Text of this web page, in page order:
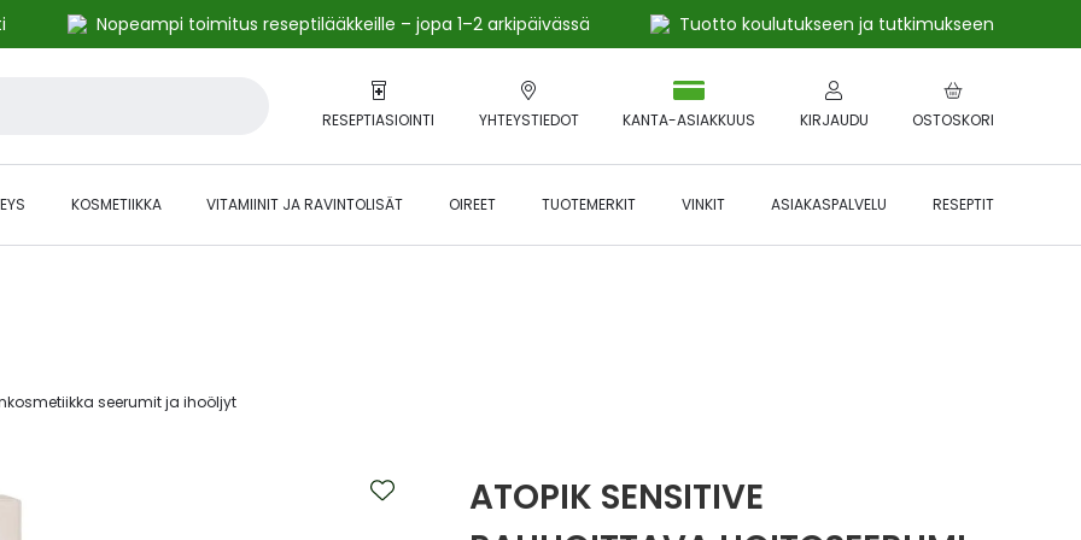
Nopeampi toimitus reseptilääkkeille – jopa 1–2 arkipäivässä
Tuotto koulutukseen ja tutkimukseen
RESEPTIASIOINTI YHTEYSTIEDOT OSTOSKORI
KANTA-ASIAKKUUS KIRJAUDU
KOSMETIIKKA VITAMIINIT JA RAVINTOLISÄT OIREET TUOTEMERKIT VINKIT ASIAKASPALVELU RESEPTIT
seerumit ja ihoöljyt‎
ATOPIK SENSITIVE